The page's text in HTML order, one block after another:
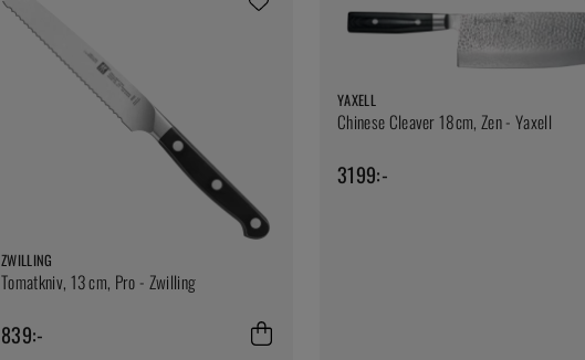
ZWILLING
Tomatkniv, 13 cm, Pro - Zwilling
839:-
YAXELL
Chinese Cleaver 18cm, Zen - Yaxell
3199:-